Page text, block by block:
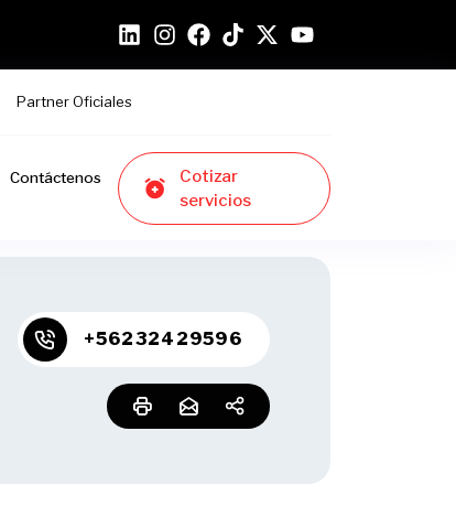
Partner Oficiales
Contáctenos
Cotizar
servicios
+56232429596